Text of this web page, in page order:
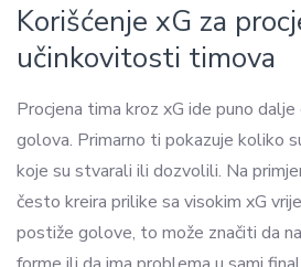
Korišćenje xG za
učinkovitosti timova
Procjena tima kroz xG ide puno
golova. Primarno ti pokazuje koliko
koje su stvarali ili dozvolili. Na
često kreira prilike sa visokim xG
postiže golove, to može značiti da